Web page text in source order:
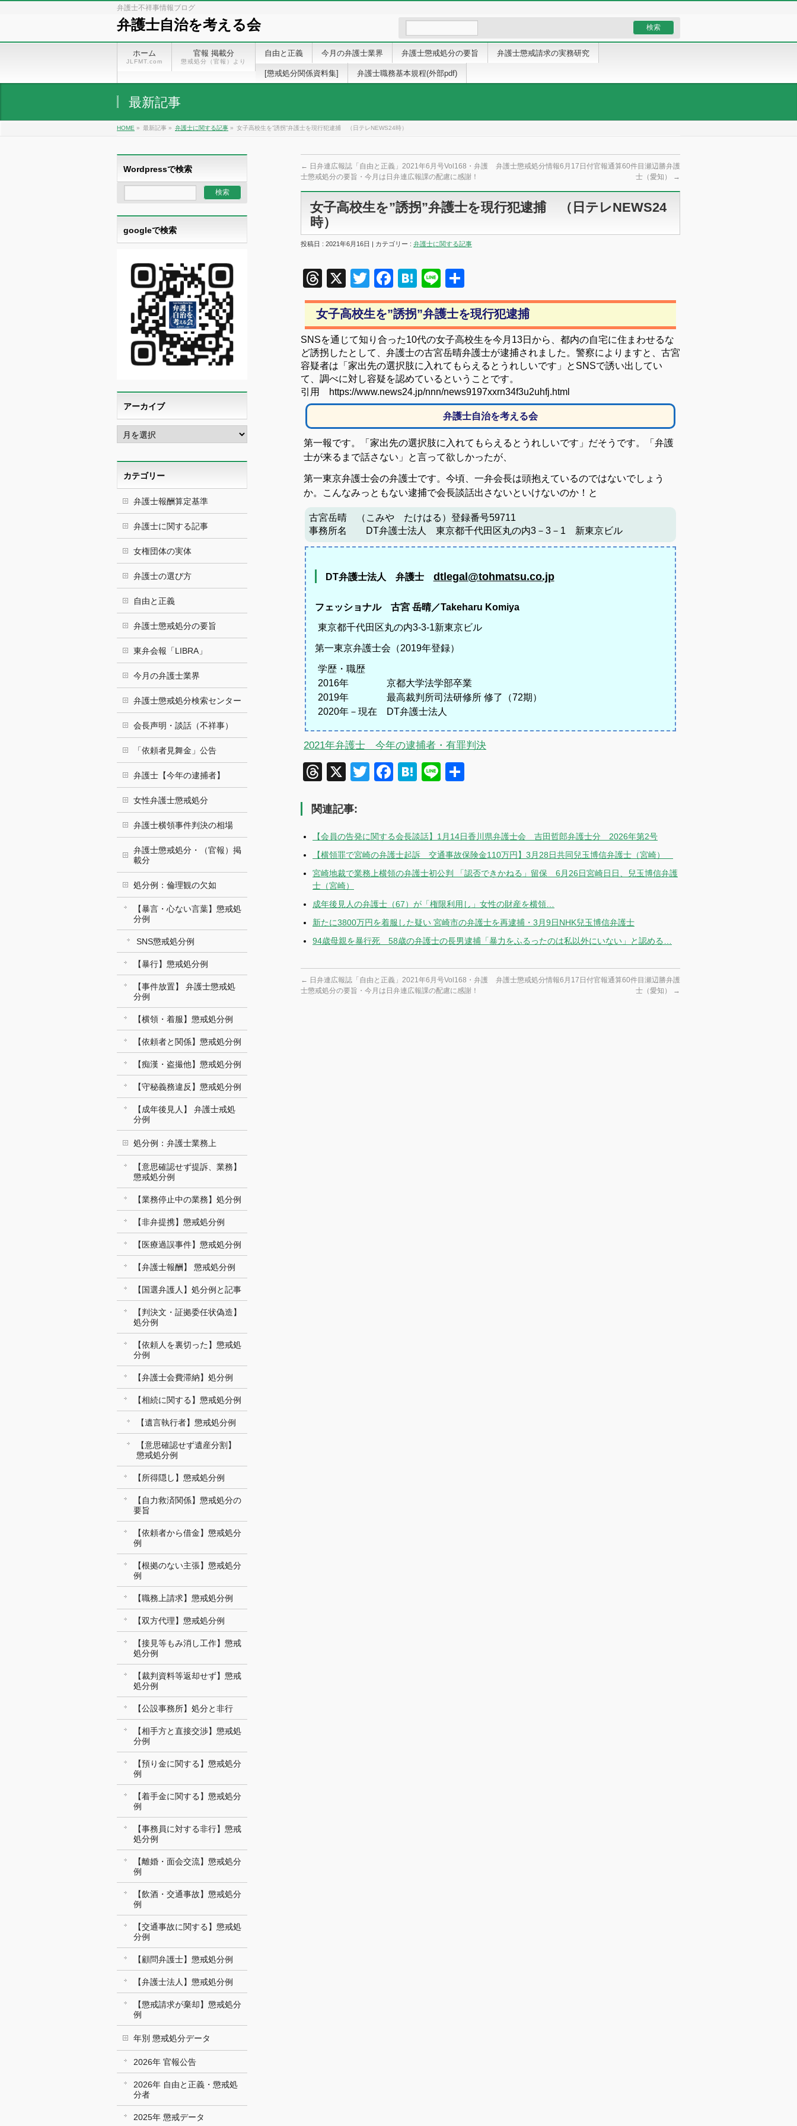
弁護士不祥事情報ブログ
弁護士自治を考える会
ホーム
JLFMT.com
官報 掲載分
懲戒処分（官報）より
自由と正義 今月の弁護士業界 弁護士懲戒処分の要旨 弁護士懲戒請求の実務研究
[懲戒処分関係資料集] 弁護士職務基本規程(外部pdf)
最新記事
HOME » 最新記事 » 弁護士に関する記事 » 女子高校生を”誘拐”弁護士を現行犯逮捕 （日テレNEWS24時）
← 日弁連広報誌「自由と正義」2021年6月号Vol168・弁護
士懲戒処分の要旨・今月は日弁連広報課の配慮に感謝！
弁護士懲戒処分情報6月17日付官報通算60件目瀬辺勝弁護
士（愛知）
→
女子高校生を”誘拐”弁護士を現行犯逮捕 （日テレNEWS24
時）
投稿日 : 2021年6月16日 | カテゴリー : 弁護士に関する記事
Threads
X TwitterFacebook
Hatena
Line
有
女子高校生を”誘拐”弁護士を現行犯逮捕
SNSを通じて知り合った10代の女子高校生を今月13日から、都内の自宅に住まわせるな
ど誘拐したとして、弁護士の古宮岳晴弁護士が逮捕されました。警察によりますと、古宮
容疑者は「家出先の選択肢に入れてもらえるとうれしいです」とSNSで誘い出してい
て、調べに対し容疑を認めているということです。
引用 https://www.news24.jp/nnn/news9197xxrn34f3u2uhfj.html
弁護士自治を考える会
第一報です。「家出先の選択肢に入れてもらえるとうれしいです」だそうです。「弁護
士が来るまで話さない」と言って欲しかったが、
第一東京弁護士会の弁護士です。今頃、一弁会長は頭抱えているのではないでしょう
か。こんなみっともない逮捕で会長談話出さないといけないのか！と
古宮岳晴 （こみや たけはる）登録番号59711
事務所名 DT弁護士法人 東京都千代田区丸の内3－3－1 新東京ビル
DT弁護士法人 弁護士 dtlegal@tohmatsu.co.jp
フェッショナル 古宮 岳晴／Takeharu Komiya
東京都千代田区丸の内3-3-1新東京ビル
第一東京弁護士会（2019年登録）
学歴・職歴
2016年 京都大学法学部卒業
2019年 最高裁判所司法研修所 修了（72期）
2020年－現在 DT弁護士法人
2021年弁護士 今年の逮捕者・有罪判決
Threads
X TwitterFacebook
Hatena
Line
関連記事:
【会員の告発に関する会長談話】1月14日香川県弁護士会 吉田哲郎弁護士分 2026年第2号
【横領罪で宮崎の弁護士起訴 交通事故保険金110万円】3月28日共同兒玉博信弁護士（宮崎）
宮崎地裁で業務上横領の弁護士初公判 「認否できかねる」留保 6月26日宮崎日日、兒玉博信弁護
士（宮崎）
成年後見人の弁護士（67）が「権限利用し」女性の財産を横領…
新たに3800万円を着服した疑い 宮崎市の弁護士を再逮捕・3月9日NHK兒玉博信弁護士
94歳母親を暴行死 58歳の弁護士の長男逮捕「暴力をふるったのは私以外にいない」と認める…
← 日弁連広報誌「自由と正義」2021年6月号Vol168・弁護
士懲戒処分の要旨・今月は日弁連広報課の配慮に感謝！
弁護士懲戒処分情報6月17日付官報通算60件目瀬辺勝弁護
士（愛知）
→
Wordpressで検索
googleで検索
アーカイブ
ア
ー
イ
ブカテゴリー
弁護士報酬算定基準
弁護士に関する記事
女権団体の実体
弁護士の選び方
自由と正義
弁護士懲戒処分の要旨
東弁会報「LIBRA」
今月の弁護士業界
弁護士懲戒処分検索センター
会長声明・談話（不祥事）
「依頼者見舞金」公告
弁護士【今年の逮捕者】
女性弁護士懲戒処分
弁護士横領事件判決の相場
弁護士懲戒処分・（官報）掲
載分
処分例：倫理観の欠如
【暴言・心ない言葉】懲戒処
分例
SNS懲戒処分例
【暴行】懲戒処分例
【事件放置】 弁護士懲戒処
分例
【横領・着服】懲戒処分例
【依頼者と関係】懲戒処分例
【痴漢・盗撮他】懲戒処分例
【守秘義務違反】懲戒処分例
【成年後見人】 弁護士戒処
分例
処分例：弁護士業務上
【意思確認せず提訴、業務】
懲戒処分例
【業務停止中の業務】処分例
【非弁提携】懲戒処分例
【医療過誤事件】懲戒処分例
【弁護士報酬】 懲戒処分例
【国選弁護人】処分例と記事
【判決文・証拠委任状偽造】
処分例
【依頼人を裏切った】懲戒処
分例
【弁護士会費滞納】処分例
【相続に関する】懲戒処分例
【遺言執行者】懲戒処分例
【意思確認せず遺産分割】
懲戒処分例
【所得隠し】懲戒処分例
【自力救済関係】懲戒処分の
要旨
【依頼者から借金】懲戒処分
例
【根拠のない主張】懲戒処分
例
【職務上請求】懲戒処分例
【双方代理】懲戒処分例
【接見等もみ消し工作】懲戒
処分例
【裁判資料等返却せず】懲戒
処分例
【公設事務所】処分と非行
【相手方と直接交渉】懲戒処
分例
【預り金に関する】懲戒処分
例
【着手金に関する】懲戒処分
例
【事務員に対する非行】懲戒
処分例
【離婚・面会交流】懲戒処分
例
【飲酒・交通事故】懲戒処分
例
【交通事故に関する】懲戒処
分例
【顧問弁護士】懲戒処分例
【弁護士法人】懲戒処分例
【懲戒請求が棄却】懲戒処分
例
年別 懲戒処分データ
2026年 官報公告
2026年 自由と正義・懲戒処
分者
2025年 懲戒データ